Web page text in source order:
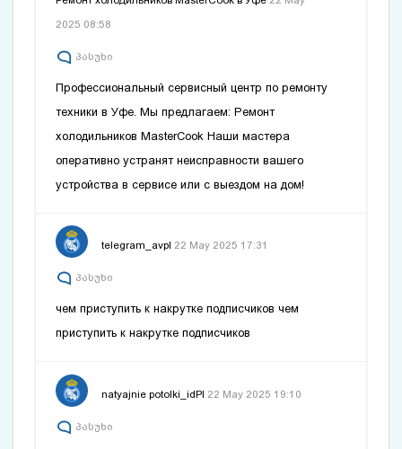
2025 08:58
პასუხი
Профессиональный сервисный центр по ремонту
техники в Уфе. Мы предлагаем:Ремонт
холодильников MasterCook Наши мастера
оперативно устранят неисправности вашего
устройства в сервисе или с выездом на дом!
telegram_avpl 22 May 2025 17:31
პასუხი
чем приступить к накрутке подписчиковчем
приступить к накрутке подписчиков
natyajnie potolki_idPl 22 May 2025 19:10
პასუხი